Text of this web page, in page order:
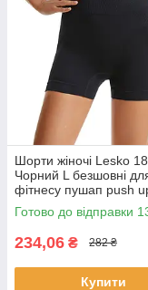
Шорти жіночі Lesko
Чорний L безшовні
фітнесу пушап push
Готово до відправки
234,06 ₴ 282 ₴
Купити